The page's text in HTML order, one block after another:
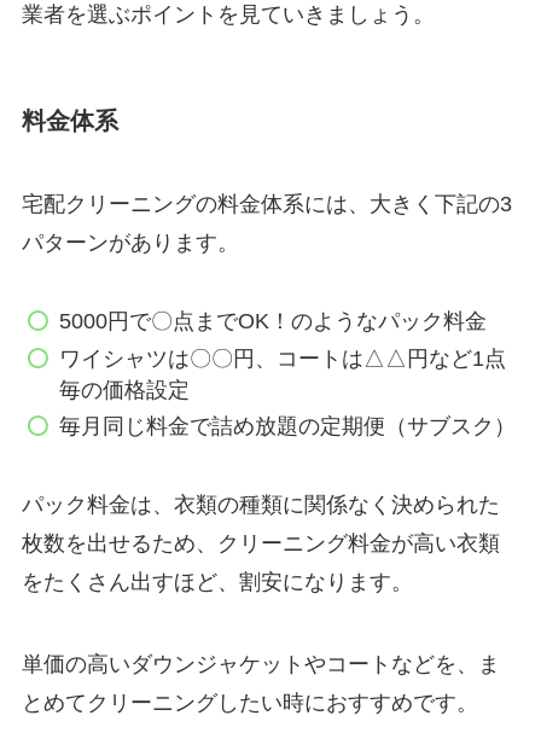
業者を選ぶポイントを見ていきましょう。
料金体系
宅配クリーニングの料金体系には、大きく下記の3
パターンがあります。
5000円で〇点までOK！のようなパック料金
ワイシャツは〇〇円、コートは△△円など1点
毎の価格設定
毎月同じ料金で詰め放題の定期便（サブスク）
パック料金は、衣類の種類に関係なく決められた
枚数を出せるため、クリーニング料金が高い衣類
をたくさん出すほど、割安になります。
単価の高いダウンジャケットやコートなどを、ま
とめてクリーニングしたい時におすすめです。